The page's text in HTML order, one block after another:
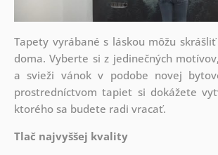
Tapety vyrábané s láskou môžu
doma. Vyberte si z jedinečných
a svieži vánok v podobe novej
prostredníctvom tapiet si dokážete
ktorého sa budete radi vracať.
Tlač najvyššej kvality